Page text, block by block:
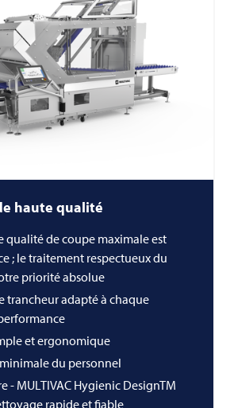
haute qualité
qualité de coupe maximale est
; le traitement respectueux du
priorité absolue
trancheur adapté à chaque
et ergonomique
du personnel
- MULTIVAC Hygienic DesignTM
rapide et fiable